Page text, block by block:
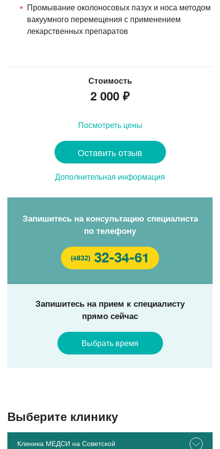
Промывание околоносовых пазух и носа методом
вакуумного перемещения с применением
лекарственных препаратов
Стоимость
2 000 ₽
Посмотреть цены
Оставить отзыв
Дополнительная информация
Запишитесь на консультацию специалиста
по телефону
(4832) 32-34-61
Запишитесь на прием к специалисту
прямо сейчас
Выбрать время
Выберите клинику
Клиника МЕДСИ на Советской